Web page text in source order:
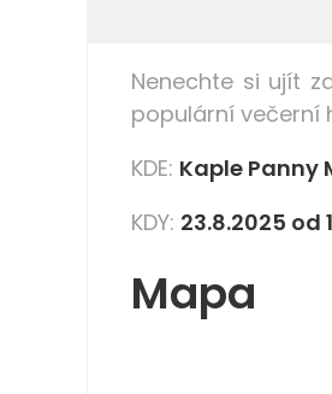
Nenechte si ujít
populární večerní
KDE: Kaple Panny
KDY: 23.8.2025 od
Mapa